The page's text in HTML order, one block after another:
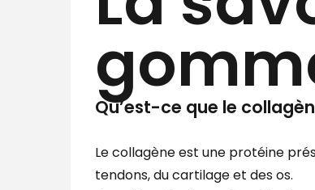
Qu’est-ce que le
Le collagène est une protéine
tendons, du cartilage et des os.